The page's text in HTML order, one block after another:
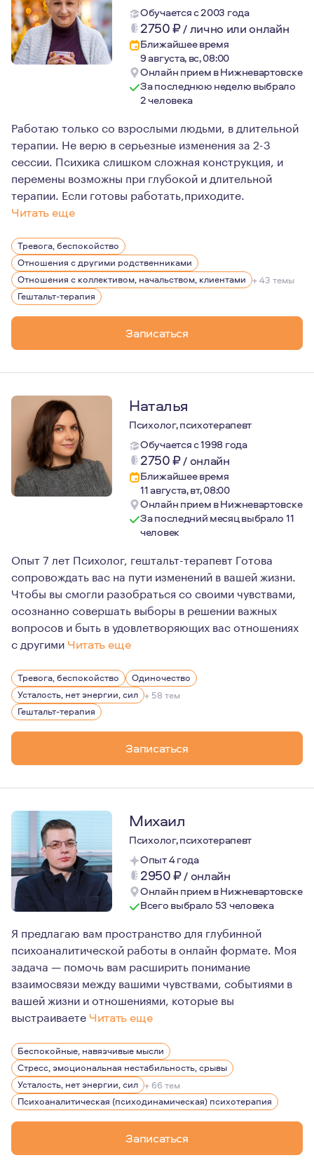
Обучается с 2003 года
2750₽/лично или онлайн
Ближайшее время
9 августа, вс, 08:00
Онлайн прием в Нижневартовске
За последнюю неделю выбрало
2 человека
Работаю только со взрослыми людьми, в длительной
терапии. Не верю в серьезные изменения за 2-3
сессии. Психика слишком сложная конструкция, и
перемены возможны при глубокой и длительной
терапии. Если готовы работать,приходите.
Читать еще
Живу в Крыму,работаю онлайн по всему миру. Люблю
Тревога, беспокойство
Отношения с другими родственниками
Отношения с коллективом, начальством, клиентами + 43 темы
Гештальт-терапия
Записаться
Наталья
Психолог, психотерапевт
Обучается с 1998 года
2750₽/ онлайн
Ближайшее время
11 августа, вт, 08:00
Онлайн прием в Нижневартовске
За последний месяц выбрало 11
человек
Опыт 7 лет Психолог, гештальт-терапевт Готова
сопровождать вас на пути изменений в вашей жизни.
Чтобы вы смогли разобраться со своими чувствами,
осознанно совершать выборы в решении важных
вопросов и быть в удовлетворяющих вас отношениях
с другими Читать еще
Я прошла большой путь профессионального и
Тревога, беспокойство
Одиночество
Усталость, нет энергии, сил + 58 тем
Гештальт-терапия
Записаться
Михаил
Психолог, психотерапевт
Опыт 4 года
2950₽/ онлайн
Онлайн прием в Нижневартовске
Всего выбрало 53 человека
Я предлагаю вам пространство для глубинной
психоаналитической работы в онлайн формате. Моя
задача — помочь вам расширить понимание
взаимосвязи между вашими чувствами, событиями в
вашей жизни и отношениями, которые вы
выстраиваете Читать еще
Мне пришлось преодолеть и свои личные травмы ещё
Профессионально я натренирован разделять мои
Именно через совместное исследование этих
Беспокойные, навязчивые мысли
Стресс, эмоциональная нестабильность, срывы
Усталость, нет энергии, сил + 66 тем
Психоаналитическая (психодинамическая) психотерапия
Записаться